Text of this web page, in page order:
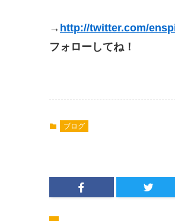
→ http://twitter.com/
フォローしてね！
ブログ